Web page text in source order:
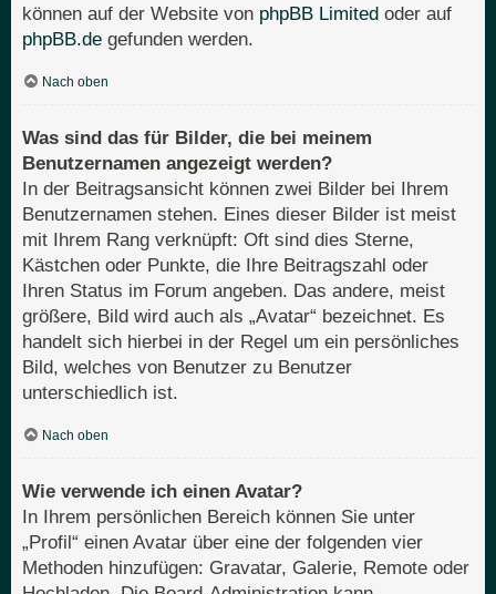
können auf der Website von phpBB Limited oder auf
phpBB.de gefunden werden.
Nach oben
Was sind das für Bilder, die bei meinem
Benutzernamen angezeigt werden?
In der Beitragsansicht können zwei Bilder bei Ihrem
Benutzernamen stehen. Eines dieser Bilder ist meist
mit Ihrem Rang verknüpft: Oft sind dies Sterne,
Kästchen oder Punkte, die Ihre Beitragszahl oder
Ihren Status im Forum angeben. Das andere, meist
größere, Bild wird auch als „Avatar“ bezeichnet. Es
handelt sich hierbei in der Regel um ein persönliches
Bild, welches von Benutzer zu Benutzer
unterschiedlich ist.
Nach oben
Wie verwende ich einen Avatar?
In Ihrem persönlichen Bereich können Sie unter
„Profil“ einen Avatar über eine der folgenden vier
Methoden hinzufügen: Gravatar, Galerie, Remote oder